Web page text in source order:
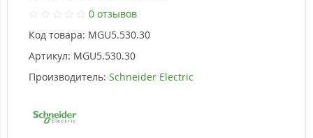
0 отзывов
Код товара: MGU5.530.30
Артикул: MGU5.530.30
Производитель: Schneider Electric